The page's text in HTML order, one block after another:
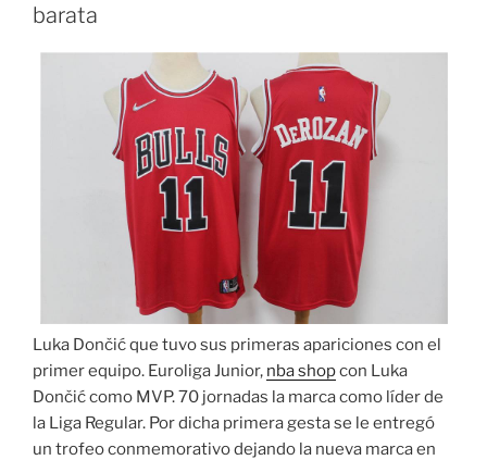
barata
Luka Dončić que tuvo sus primeras apariciones con el
primer equipo. Euroliga Junior, nba shopcon Luka
Dončić como MVP. 70 jornadas la marca como líder de
la Liga Regular. Por dicha primera gesta se le entregó
un trofeo conmemorativo dejando la nueva marca en